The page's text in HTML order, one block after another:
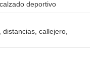
deportivo
callejero,